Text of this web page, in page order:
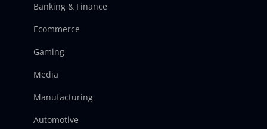
Banking & Finance
Ecommerce
Gaming
Media
Manufacturing
Automotive